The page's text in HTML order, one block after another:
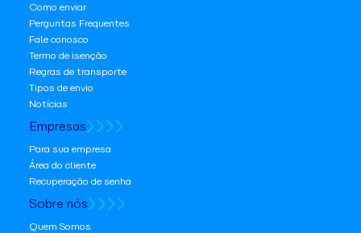
Como enviar
Perguntas Frequentes
Fale conosco
Termo de isenção
Regras de transporte
Tipos de envio
Notícias
Empresas
Para sua empresa
Área do cliente
Recuperação de senha
Sobre nós
Quem Somos